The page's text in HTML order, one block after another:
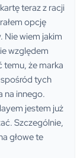
teraz z racji
opcję
Nie wiem jakim
względem
temu, że marka
tych
na innego.
jestem już
Szczególnie,
głowe te